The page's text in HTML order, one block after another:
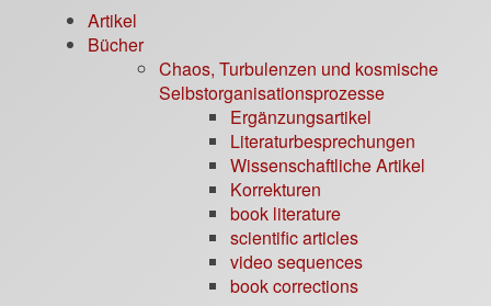
Artikel
Bücher
Chaos, Turbulenzen und kosmische
Selbstorganisationsprozesse
Ergänzungsartikel
Literaturbesprechungen
Wissenschaftliche Artikel
Korrekturen
book literature
scientific articles
video sequences
book corrections